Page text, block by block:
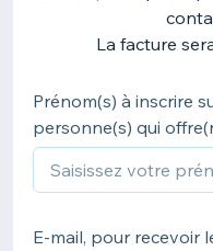
La facture
Prénom(s) à inscrire
personne(s) qui
E-mail, pour recevoir